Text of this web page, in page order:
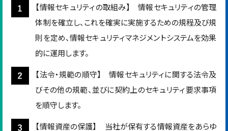
【情報セキュリティの取組み】 情報セキュリティの管理
体制を確立し、これを確実に実施するための規程及び規
則を定め、情報セキュリティマネジメントシステムを効果
的に運用します。
【法令・規範の順守】 情報セキュリティに関する法令及
びその他の規範、並びに契約上のセキュリティ要求事項
を順守します。
【情報資産の保護】 当社が保有する情報資産をあらゆ